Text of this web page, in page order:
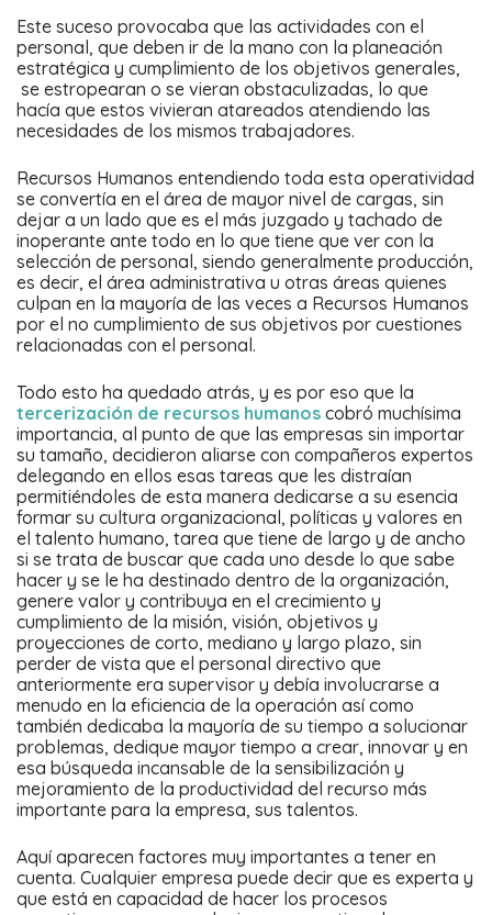
Este suceso provocaba que las actividades con el
personal, que deben ir de la mano con la planeación
estratégica y cumplimiento de los objetivos generales,
se estropearan o se vieran obstaculizadas, lo que
hacía que estos vivieran atareados atendiendo las
necesidades de los mismos trabajadores.
Recursos Humanos entendiendo toda esta operatividad
se convertía en el área de mayor nivel de cargas, sin
dejar a un lado que es el más juzgado y tachado de
inoperante ante todo en lo que tiene que ver con la
selección de personal, siendo generalmente producción,
es decir, el área administrativa u otras áreas quienes
culpan en la mayoría de las veces a Recursos Humanos
por el no cumplimiento de sus objetivos por cuestiones
relacionadas con el personal.
Todo esto ha quedado atrás, y es por eso que la
tercerización de recursos humanos cobró muchísima
importancia, al punto de que las empresas sin importar
su tamaño, decidieron aliarse con compañeros expertos
delegando en ellos esas tareas que les distraían
permitiéndoles de esta manera dedicarse a su esencia
formar su cultura organizacional, políticas y valores en
el talento humano, tarea que tiene de largo y de ancho
si se trata de buscar que cada uno desde lo que sabe
hacer y se le ha destinado dentro de la organización,
genere valor y contribuya en el crecimiento y
cumplimiento de la misión, visión, objetivos y
proyecciones de corto, mediano y largo plazo, sin
perder de vista que el personal directivo que
anteriormente era supervisor y debía involucrarse a
menudo en la eficiencia de la operación así como
también dedicaba la mayoría de su tiempo a solucionar
problemas, dedique mayor tiempo a crear, innovar y en
esa búsqueda incansable de la sensibilización y
mejoramiento de la productividad del recurso más
importante para la empresa, sus talentos.
Aquí aparecen factores muy importantes a tener en
cuenta. Cualquier empresa puede decir que es experta y
que está en capacidad de hacer los procesos